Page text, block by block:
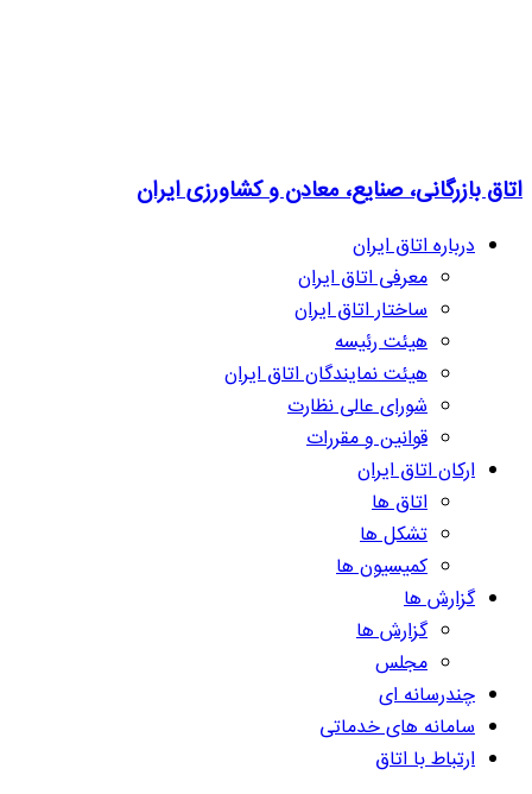
اتاق بازرگانی، صنایع، معادن و کشاورزی ایران
درباره اتاق ایران
معرفی اتاق ایران
ساختار اتاق ایران
هیئت رئیسه
هیئت نمایندگان اتاق ایران
شورای عالی نظارت
قوانین و مقررات
ارکان اتاق ایران
اتاق ها
تشکل ها
کمیسیون ها
گزارش ها
گزارش ها
مجلس
چندرسانه ای
سامانه های خدماتی
ارتباط با اتاق